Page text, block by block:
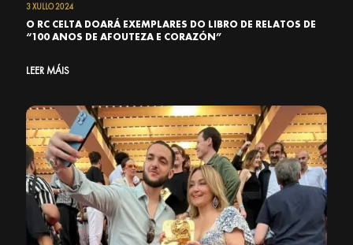
3 XULLO 2024
O RC CELTA DOARÁ EXEMPLARES DO LIBRO DE RELATOS DE
“100 ANOS DE AFOUTEZA E CORAZÓN”
LEER MÁIS